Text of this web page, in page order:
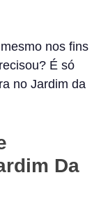
nos fins
É só
no Jardim da
Da